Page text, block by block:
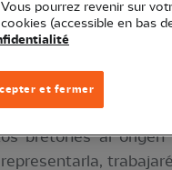
la preservación de
de las
bretones al
pourrez revenir sur
(accessible en bas
et fermer